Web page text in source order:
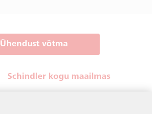
Ühendust võtma
Schindler kogu maailmas